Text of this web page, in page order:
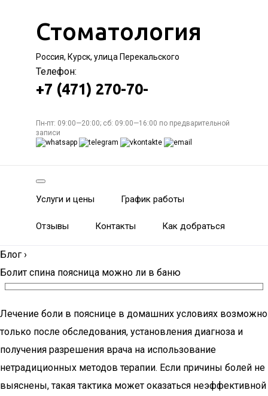
Стоматология
Россия, Курск, улица Перекальского
Телефон:
+7 (471) 270-70-
Пн-пт: 09:00—20:00; сб: 09:00—16:00 по предварительной
записи
Услуги и цены График работы
Отзывы Контакты Как добраться
Блог ›
Болит спина поясница можно ли в баню
Лечение боли в пояснице в домашних условиях возможно
только после обследования, установления диагноза и
получения разрешения врача на использование
нетрадиционных методов терапии. Если причины болей не
выяснены, такая тактика может оказаться неэффективной